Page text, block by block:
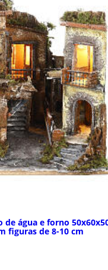
de água e forno
figuras de 8-10 cm